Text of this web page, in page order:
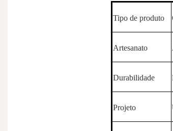
Tipo de produto
Artesanato
Durabilidade
Projeto